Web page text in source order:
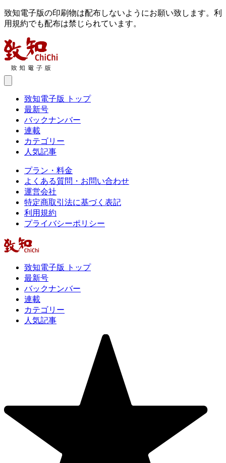
致知電子版の印刷物は配布しないようにお願い致します。利
用規約でも配布は禁じられています。
致知電子版 トップ
最新号
バックナンバー
連載
カテゴリー
人気記事
プラン・料金
よくある質問・お問い合わせ
運営会社
特定商取引法に基づく表記
利用規約
プライバシーポリシー
致知電子版 トップ
最新号
バックナンバー
連載
カテゴリー
人気記事